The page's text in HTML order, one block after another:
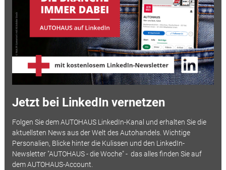
Jetzt bei LinkedIn vernetzen
Folgen Sie dem AUTOHAUS LinkedIn-Kanal und erhalten Sie die
aktuellsten News aus der Welt des Autohandels. Wichtige
Personalien, Blicke hinter die Kulissen und den LinkedIn-
Newsletter "AUTOHAUS - die Woche" - das alles finden Sie auf
dem AUTOHAUS-Account.